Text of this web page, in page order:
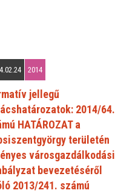
2014
jellegű
2014/64.
HATÁROZAT a
területén
városgazdálkodási
bevezetéséről
2013/241. számú